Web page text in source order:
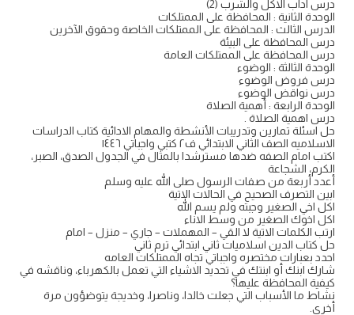
درس اداب الاكل والشرب (2)
الوحدة الثانية : المحافظة على الممتلكات
الدرس الثالث : المحافظة على الممتلكات الخاصة وحقوق الآخرين
درس المحافظة على البيئة
درس المحافظة على الممتلكات العامة
الوحدة الثالثة : الوضوء
درس فروض الوضوء
درس نواقض الوضوء
الوحدة الرابعة : أهمية الصلاة
درس اهمية الصلاة .
حل اسئلة تمارين وتدريبات الأنشطة والمهام الادائية كتاب الدراسات
الاسلاميه الصف الثاني الابتدائي ف٢ كتبي واجباتي ١٤٤٦
اكتب امام الصفه ضدها مسترشدا بالمثال في الجدول الصدق، الصبر،
الكرم، الشجاعة
أعدد أربعة من صفات الرسول صلى الله عليه وسلم
ابين التصرف الصحيح في الحالات الاتية
اكل اخي الصغير وجبته ولم يسم الله
اكل اخوك الصغير من وسط الاناء
ارتب الكلمات الاتية لا القي – المهملات – جاري – منزل – امام
حل كتاب الدين اسلاميات ثاني ابتدائي ترم ثاني
احدد بعبارات مختصره واجباتي تجاه الممتلكات العامه
شارك ابنك أو ابنتك في تحديد الاشياء التي تعمل بالكهرباء، وناقشه في
كيفية المحافظة عليها؟
نشاط ما الأسباب التي جعلت خالدا، وناصرا، وخديجة يتوضؤون مرة
أخرى.